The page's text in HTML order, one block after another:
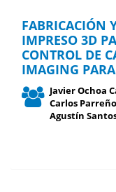
FABRICACIÓN
IMPRESO 3D
CONTROL DE
IMAGING
Javier Ochoa
Carlos
Agustín